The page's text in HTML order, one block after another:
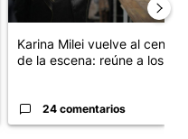
Karina Milei vuelve al centro
de la escena: reúne a los...
24 comentarios